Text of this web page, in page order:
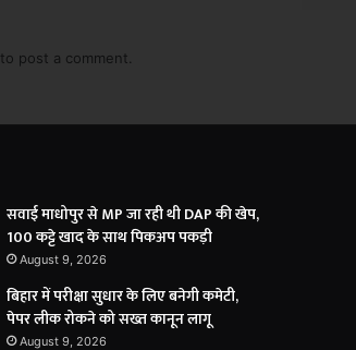
to post a comment.
सवाई माधोपुर से MP जा रही थी DAP की खेप,
100 कट्टे खाद के साथ पिकअप पकड़ी
August 9, 2026
बिहार में परीक्षा सुधार के लिए बनेगी कमेटी,
पेपर लीक रोकने को सख्त कानून लागू
August 9, 2026